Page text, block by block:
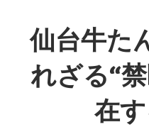
ン
テ
ン
仙台牛た
れざる“
在